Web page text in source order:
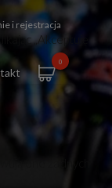
i rejestracja
0
„Akceptuję
one żadnych